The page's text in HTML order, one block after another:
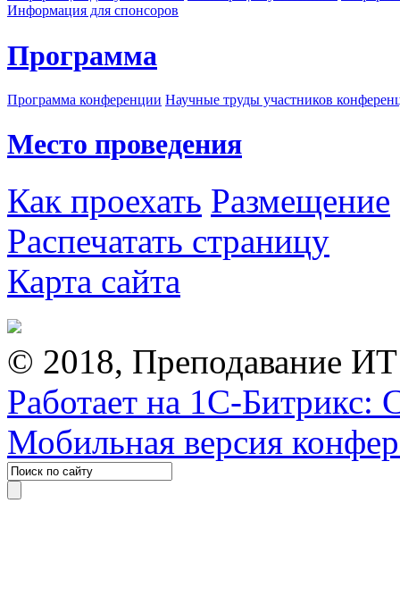
Информация для спонсоров
Программа
Программа конференции Научные труды участников
Место проведения
Как проехать Размещение
Распечатать страницу
Карта сайта
© 2018, Преподавание
Работает на 1С-Битрикс:
Мобильная версия